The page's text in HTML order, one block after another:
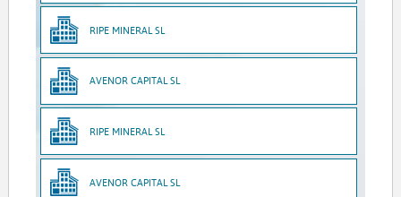
RIPE MINERAL SL
AVENOR CAPITAL SL
RIPE MINERAL SL
AVENOR CAPITAL SL